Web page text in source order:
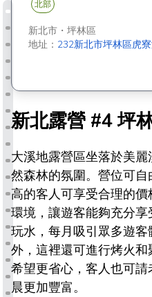
北部
新北市 ・ 坪林區
地址： 232新北市坪林區虎
新北露營 #4 坪
大溪地露營區坐落於美
然森林的氛圍。營位可
高的客人可享受合理的
環境，讓遊客能夠充分
玩水，每月吸引眾多遊
外，這裡還可進行烤火
希望更省心，客人也可
晨更加豐富。